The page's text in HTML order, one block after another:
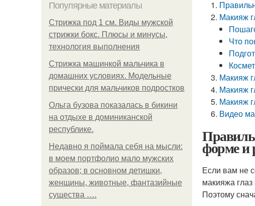
Популярные материалы
Стрижка под 1 см. Виды мужской
стрижки бокс. Плюсы и минусы,
технология выполнения
Стрижка машинкой мальчика в
домашних условиях. Модельные
прически для мальчиков подростков
Ольга бузова показалась в бикини
на отдыхе в доминиканской
республике.
Недавно я поймала себя на мысли:
в моем портфолио мало мужских
образов; в основном детишки,
женщины, животные, фантазийные
существа ….
Макияж
Что
Макияж
Макияж
Макияж
Видео
форме и
Если вам не
макияжа глаз
Поэтому